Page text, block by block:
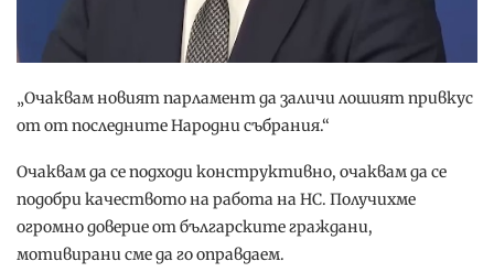
„Очаквам новият парламент да заличи лошият привкус
от от последните Народни събрания.“
Очаквам да се подходи конструктивно, очаквам да се
подобри качеството на работа на НС. Получихме
огромно доверие от българските граждани,
мотивирани сме да го оправдаем.